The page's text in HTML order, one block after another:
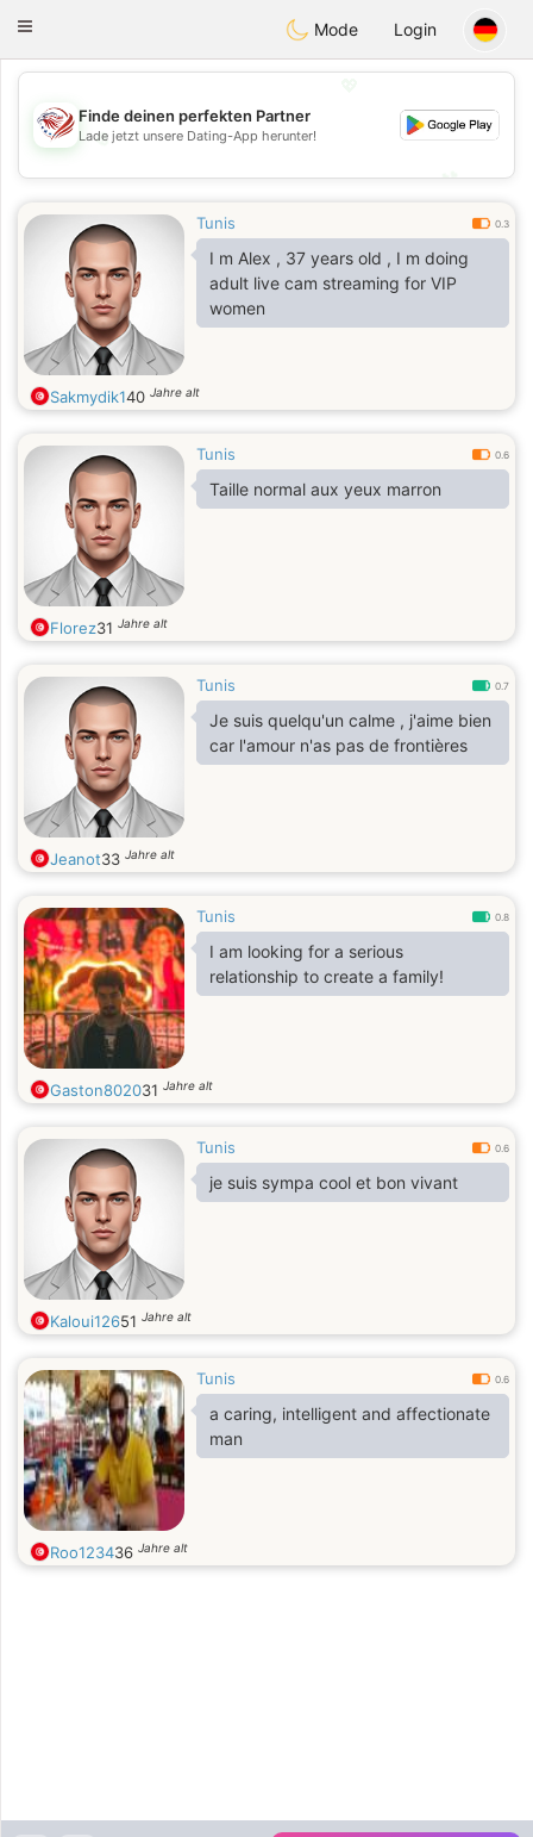
Dating
Toggle
Mode Login
💖
💕
Finde deinen perfekten Partner
Lade jetzt unsere Dating-App herunter!
Tunis 0.3
I m Alex , 37 years old , I m doing
adult live cam streaming for VIP
women
Sakmydik140 Jahre alt
Tunis 0.6
Taille normal aux yeux marron
Florez31 Jahre alt
Tunis 0.7
Je suis quelqu'un calme , j'aime bien
car l'amour n'as pas de frontières
Jeanot33 Jahre alt
Tunis 0.8
I am looking for a serious
relationship to create a family!
Gaston802031 Jahre alt
Tunis 0.6
je suis sympa cool et bon vivant
Kaloui12651 Jahre alt
Tunis 0.6
a caring, intelligent and affectionate
man
Roo123436 Jahre alt